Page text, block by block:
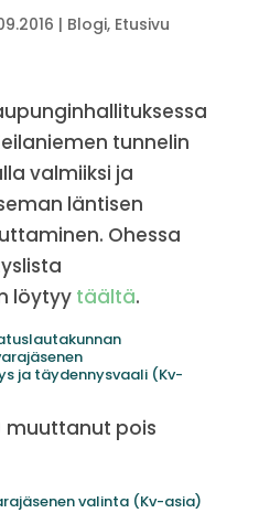
| Blogi, Etusivu
tunnelin
valmiiksi ja
läntisen
Ohessa
löytyy täältä.
ja täydennysvaali (Kv-
muuttanut pois
valinta (Kv-asia)